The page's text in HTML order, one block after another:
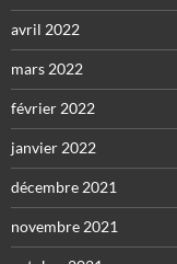
avril 2022
mars 2022
février 2022
janvier 2022
décembre 2021
novembre 2021